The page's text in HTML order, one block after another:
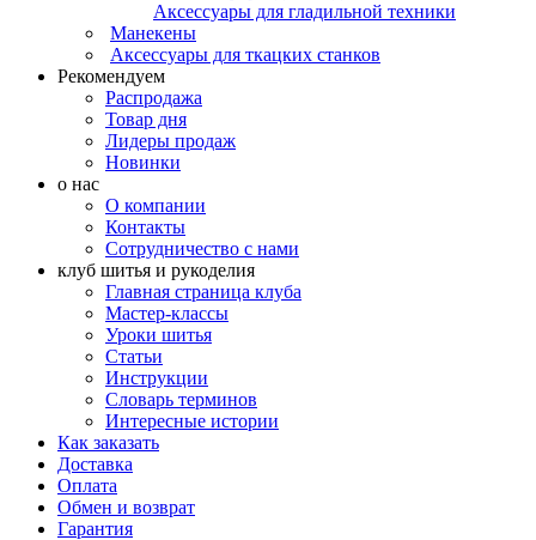
Аксессуары для гладильной техники
Манекены
Аксессуары для ткацких станков
Рекомендуем
Распродажа
Товар дня
Лидеры продаж
Новинки
о нас
О компании
Контакты
Сотрудничество с нами
клуб шитья и рукоделия
Главная страница клуба
Мастер-классы
Уроки шитья
Статьи
Инструкции
Словарь терминов
Интересные истории
Как заказать
Доставка
Оплата
Обмен и возврат
Гарантия